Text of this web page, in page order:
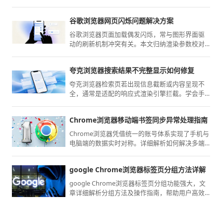
谷歌浏览器网页闪烁问题解决方案
谷歌浏览器页面加载偶发闪烁，常与图形界面驱
动的刷新机制冲突有关。本文归纳渲染参数校对
夸克浏览器搜索结果不完整显示如何修复
夸克浏览器检索页若出现信息截断或内容呈现不
全，通常是适配的响应式渲染引擎拦截。学会手
最详尽的原始内容。
Chrome浏览器移动端书签同步异常处理指南
Chrome浏览器凭借统一的账号体系实现了手机与
电脑端的数据实时对称。详细解析如何解决多端
如影随形，在不同终端切换时依然能获得一致的
高端交互感受。
google Chrome浏览器标签页分组方法详解
google Chrome浏览器标签页分组功能强大，文
章详细解析分组方法及操作指南，帮助用户高效